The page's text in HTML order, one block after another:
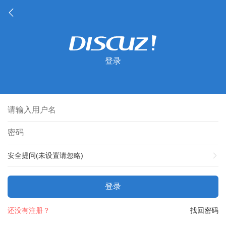
登录
安全提问(未设置请忽略)
登录
找回密码
还没有注册？